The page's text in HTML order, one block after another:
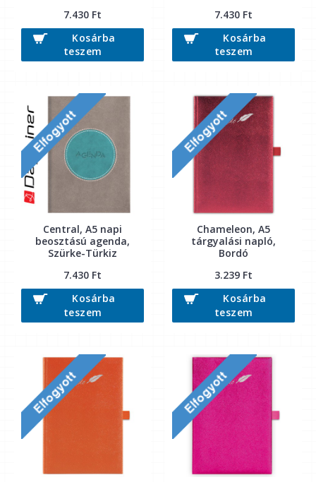
7.430 Ft
Kosárba
teszem
7.430 Ft
Kosárba
teszem
Central, A5 napi
beosztású agenda,
Szürke-Türkiz
7.430 Ft
Kosárba
teszem
Chameleon, A5
tárgyalási napló,
Bordó
3.239 Ft
Kosárba
teszem